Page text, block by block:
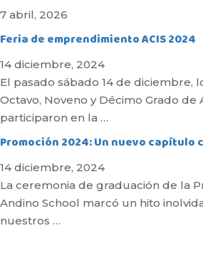
7 abril, 2026
Feria de emprendimiento ACIS 2024
14 diciembre, 2024
El pasado sábado 14 de diciembre,
Octavo, Noveno y Décimo Grado de
participaron en la …
Promoción 2024: Un nuevo capítulo
14 diciembre, 2024
La ceremonia de graduación de la
Andino School marcó un hito
nuestros …